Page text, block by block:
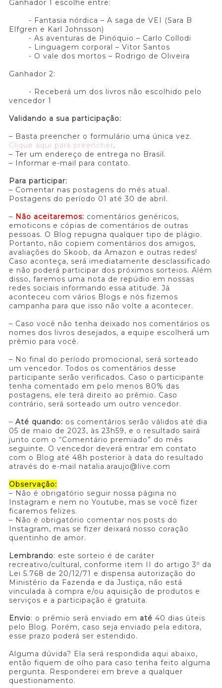
Ganhador 1 escolhe entre:
- Fantasia nórdica – A saga de VEI (Sara B
Elfgren e Karl Johnsson)
- As aventuras de Pinóquio – Carlo Collodi
- Linguagem corporal – Vitor Santos
- O vale dos mortos – Rodrigo de Oliveira
Ganhador 2:
- Receberá um dos livros não escolhido pelo
vencedor 1
Validando a sua participação:
– Basta preencher o formulário uma única vez.
Clique aqui para preencher.
– Ter um endereço de entrega no Brasil.
– Informar e-mail para contato.
Para participar:
– Comentar nas postagens do mês atual.
Postagens do período 01 até 30 de abril.
– Não aceitaremos: comentários genéricos,
emoticons e cópias de comentários de outras
pessoas. O Blog repugna qualquer tipo de plágio.
Portanto, não copiem comentários dos amigos,
avaliações do Skoob, da Amazon e outras redes!
Caso aconteça, será imediatamente desclassificado
e não poderá participar dos próximos sorteios. Além
disso, faremos uma nota de repúdio em nossas
redes sociais informando essa atitude. Já
aconteceu com vários Blogs e nós fizemos
campanha para que isso não volte a acontecer.
– Caso você não tenha deixado nos comentários os
nomes dos livros desejados, a equipe escolherá um
prêmio para você.
– No final do período promocional, será sorteado
um vencedor. Todos os comentários desse
participante serão verificados. Caso o participante
tenha comentado em pelo menos 80% das
postagens, ele terá direito ao prêmio. Caso
contrário, será sorteado um outro vencedor.
– Até quando: os comentários serão válidos até dia
05 de maio de 2023, às 23h59, e o resultado sairá
junto com o “Comentário premiado” do mês
seguinte. O vencedor deverá entrar em contato
com o Blog até 48h posterior à data do resultado
através do e-mail natalia.araujo@live.com
Observação:
– Não é obrigatório seguir nossa página no
Instagram e nem no Youtube, mas se você fizer
ficaremos felizes.
– Não é obrigatório comentar nos posts do
Instagram, mas se fizer deixará nosso coração
quentinho de amor.
Lembrando: este sorteio é de caráter
recreativo/cultural, conforme item II do artigo 3º da
Lei 5.768 de 20/12/71 e dispensa autorização do
Ministério da Fazenda e da Justiça, não está
vinculada à compra e/ou aquisição de produtos e
serviços e a participação é gratuita.
Envio: o prêmio será enviado em até 40 dias úteis
pelo Blog. Porém, caso seja enviado pela editora,
esse prazo poderá ser estendido.
Alguma dúvida? Ela será respondida aqui abaixo,
então fiquem de olho para caso tenha feito alguma
pergunta. Responderei em breve a qualquer
questionamento.